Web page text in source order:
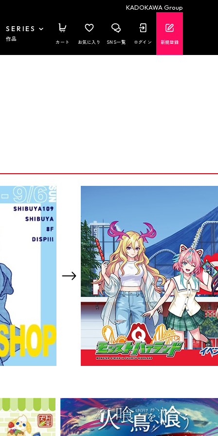
KADOKAWA Group
SERIES
作品 カート お気に入り SNS一覧 ログイン 新規登録